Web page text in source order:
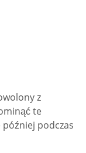
z
te
podczas